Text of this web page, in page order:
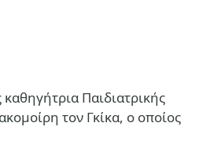
Παιδιατρικής
τον Γκίκα, ο οποίος